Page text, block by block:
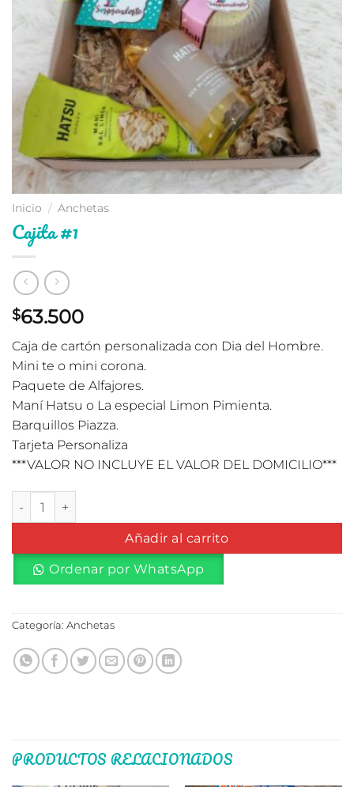
Inicio / Anchetas
Cajita #1
$63.500
Caja de cartón personalizada con Dia del Hombre.
Mini te o mini corona.
Paquete de Alfajores.
Maní Hatsu o La especial Limon Pimienta.
Barquillos Piazza.
Tarjeta Personaliza
***VALOR NO INCLUYE EL VALOR DEL DOMICILIO***
Cajita #1 cantidad
Añadir al carrito
Ordenar por WhatsApp
Categoría: Anchetas
PRODUCTOS RELACIONADOS